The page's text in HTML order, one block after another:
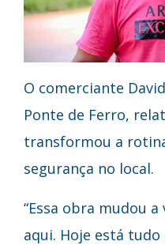
O comerciante
Ponte de Ferro,
transformou a
segurança no local.
“Essa obra mudou
aqui. Hoje está tudo